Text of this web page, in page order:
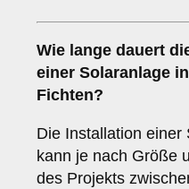
Wie lange dauert
einer Solaranlage
Fichten?
Die Installation einer
kann je nach Größe
des Projekts